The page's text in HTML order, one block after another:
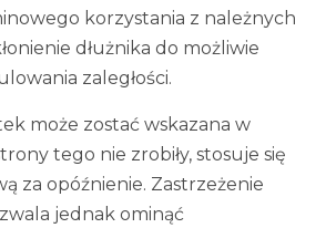
korzystania z należnych
dłużnika do możliwie
zaległości.
może zostać wskazana w
tego nie zrobiły, stosuje się
za opóźnienie. Zastrzeżenie
jednak ominąć